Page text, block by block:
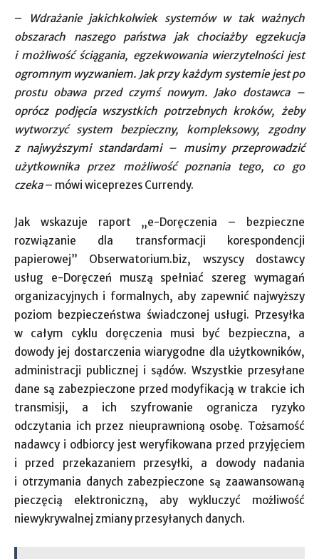
– Wdrażanie jakichkolwiek systemów w tak ważnych
obszarach naszego państwa jak chociażby egzekucja
i możliwość ściągania, egzekwowania wierzytelności jest
ogromnym wyzwaniem. Jak przy każdym systemie jest po
prostu obawa przed czymś nowym. Jako dostawca –
oprócz podjęcia wszystkich potrzebnych kroków, żeby
wytworzyć system bezpieczny, kompleksowy, zgodny
z najwyższymi standardami – musimy przeprowadzić
użytkownika przez możliwość poznania tego, co go
czeka– mówi wiceprezes Currendy.
Jak wskazuje raport „e-Doręczenia – bezpieczne
rozwiązanie dla transformacji korespondencji
papierowej” Obserwatorium.biz, wszyscy dostawcy
usług e-Doręczeń muszą spełniać szereg wymagań
organizacyjnych i formalnych, aby zapewnić najwyższy
poziom bezpieczeństwa świadczonej usługi. Przesyłka
w całym cyklu doręczenia musi być bezpieczna, a
dowody jej dostarczenia wiarygodne dla użytkowników,
administracji publicznej i sądów. Wszystkie przesyłane
dane są zabezpieczone przed modyfikacją w trakcie ich
transmisji, a ich szyfrowanie ogranicza ryzyko
odczytania ich przez nieuprawnioną osobę. Tożsamość
nadawcy i odbiorcy jest weryfikowana przed przyjęciem
i przed przekazaniem przesyłki, a dowody nadania
i otrzymania danych zabezpieczone są zaawansowaną
pieczęcią elektroniczną, aby wykluczyć możliwość
niewykrywalnej zmiany przesyłanych danych.